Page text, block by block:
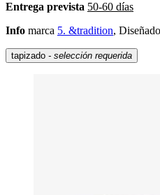
Entrega prevista 50-60 días
Info marca 5. &tradition,
tapizado - selección requerida